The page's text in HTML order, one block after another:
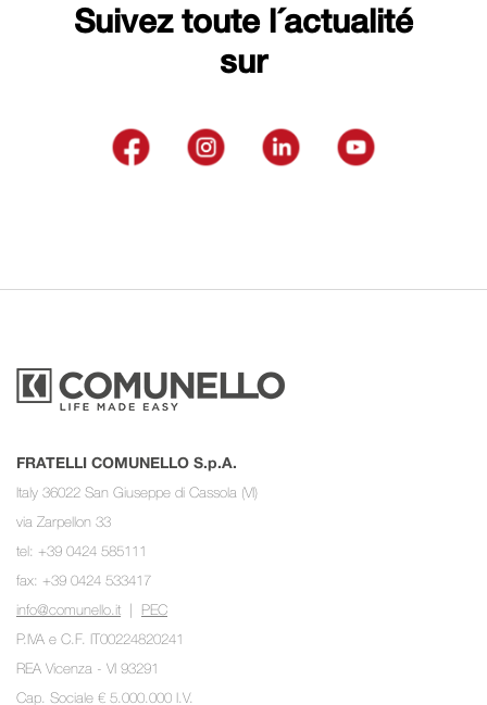
Suivez toute l´actualité
sur
FRATELLI COMUNELLO S.p.A.
Italy 36022 San Giuseppe di Cassola (VI)
via Zarpellon 33
tel: +39 0424 585111
fax: +39 0424 533417
info@comunello.it | PEC
P.IVA e C.F. IT00224820241
REA Vicenza - VI 93291
Cap. Sociale € 5.000.000 I.V.